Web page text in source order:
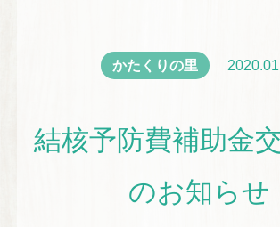
かたくりの里
結核予防費補助金
のお知らせ